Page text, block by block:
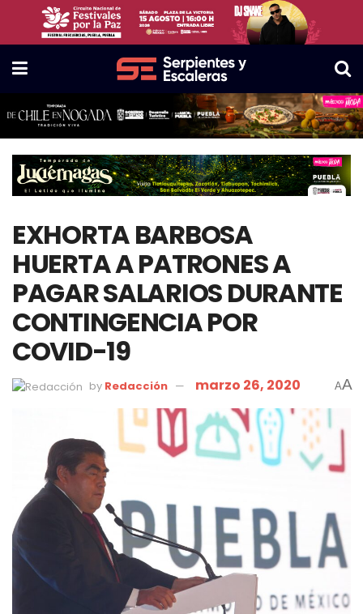
EXHORTA BARBOSA
HUERTA A PATRONES A
PAGAR SALARIOS DURANTE
CONTINGENCIA POR
COVID-19
by Redacción marzo 26, 2020 AA